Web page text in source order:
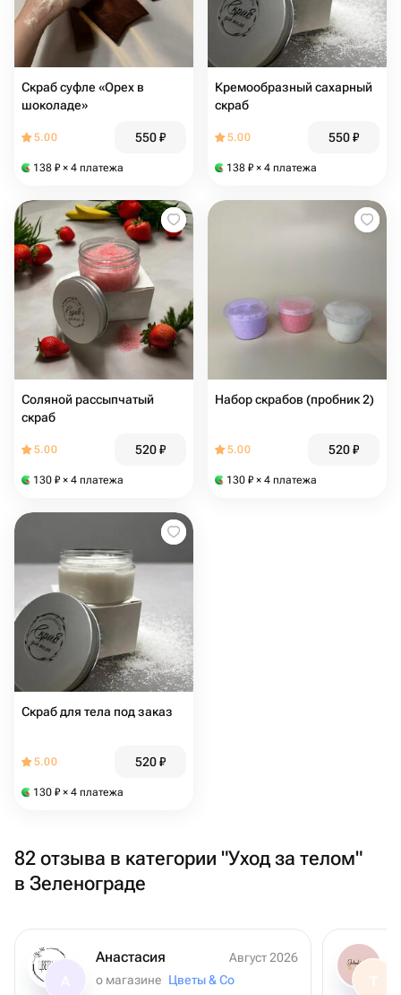
Скраб суфле «Орех в
шоколаде»
5.00 550₽
138 ₽ × 4 платежа
Кремообразный сахарный
скраб
5.00 550₽
138 ₽ × 4 платежа
Соляной рассыпчатый
скраб
5.00 520₽
130 ₽ × 4 платежа
Набор скрабов (пробник 2)
5.00 520₽
130 ₽ × 4 платежа
Скраб для тела под заказ
5.00 520₽
130 ₽ × 4 платежа
82 отзыва в категории "Уход за телом"
в Зеленограде
Анастасия
Август 2026
о магазине Цветы & Co Т